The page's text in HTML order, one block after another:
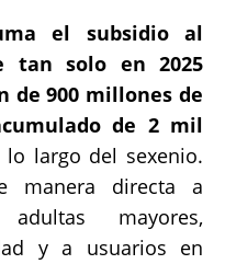
el subsidio al
tan solo en 2025
de 900 millones de
de 2 mil
largo del sexenio.
manera directa a
adultas mayores,
y a usuarios en